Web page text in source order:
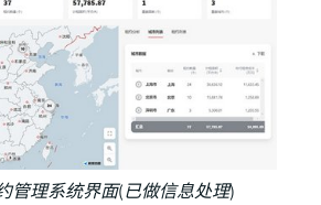
管理系统界面(已做信息处理)